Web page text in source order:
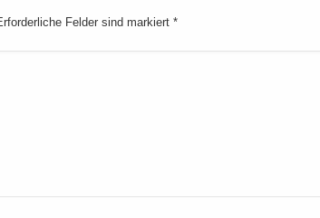
Felder sind markiert *